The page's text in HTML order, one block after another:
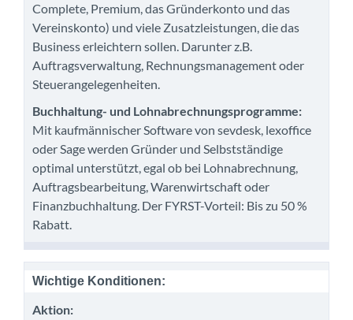
Complete, Premium, das Gründerkonto und das
Vereinskonto) und viele Zusatzleistungen, die das
Business erleichtern sollen. Darunter z.B.
Auftragsverwaltung, Rechnungsmanagement oder
Steuerangelegenheiten.
Buchhaltung- und Lohnabrechnungsprogramme:
Mit kaufmännischer Software von sevdesk, lexoffice
oder Sage werden Gründer und Selbstständige
optimal unterstützt, egal ob bei Lohnabrechnung,
Auftragsbearbeitung, Warenwirtschaft oder
Finanzbuchhaltung. Der FYRST-Vorteil: Bis zu 50 %
Rabatt.
Wichtige Konditionen:
Aktion: